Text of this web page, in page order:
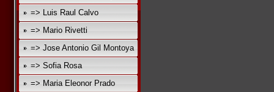
=> Luis Raul Calvo
=> Mario Rivetti
=> Jose Antonio Gil Montoya
=> Sofia Rosa
=> Maria Eleonor Prado